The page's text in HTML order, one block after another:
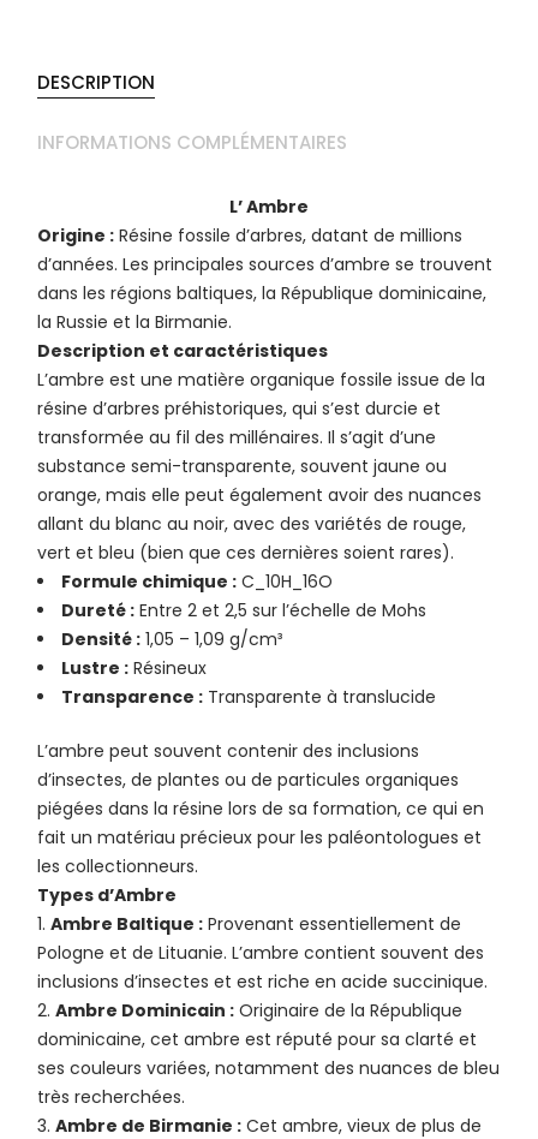
DESCRIPTION
INFORMATIONS COMPLÉMENTAIRES
L’ Ambre
Origine : Résine fossile d’arbres, datant de millions
d’années. Les principales sources d’ambre se trouvent
dans les régions baltiques, la République dominicaine,
la Russie et la Birmanie.
Description et caractéristiques
L’ambre est une matière organique fossile issue de la
résine d’arbres préhistoriques, qui s’est durcie et
transformée au fil des millénaires. Il s’agit d’une
substance semi-transparente, souvent jaune ou
orange, mais elle peut également avoir des nuances
allant du blanc au noir, avec des variétés de rouge,
vert et bleu (bien que ces dernières soient rares).
Formule chimique : C_10H_16O
Dureté : Entre 2 et 2,5 sur l’échelle de Mohs
Densité : 1,05 – 1,09 g/cm³
Lustre : Résineux
Transparence : Transparente à translucide
L’ambre peut souvent contenir des inclusions
d’insectes, de plantes ou de particules organiques
piégées dans la résine lors de sa formation, ce qui en
fait un matériau précieux pour les paléontologues et
les collectionneurs.
Types d’Ambre
Ambre Baltique : Provenant essentiellement de
Pologne et de Lituanie. L’ambre contient souvent des
inclusions d’insectes et est riche en acide succinique.
Ambre Dominicain : Originaire de la République
dominicaine, cet ambre est réputé pour sa clarté et
ses couleurs variées, notamment des nuances de bleu
très recherchées.
Ambre de Birmanie : Cet ambre, vieux de plus de